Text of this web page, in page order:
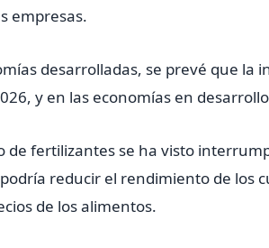
empresas.
desarrolladas, se prevé que la
y en las economías en
de ​fertilizantes ​se ha visto
podría ​reducir el rendimiento de los
de los alimentos.